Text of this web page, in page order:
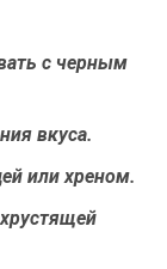
с черным
вкуса.
или хреном.